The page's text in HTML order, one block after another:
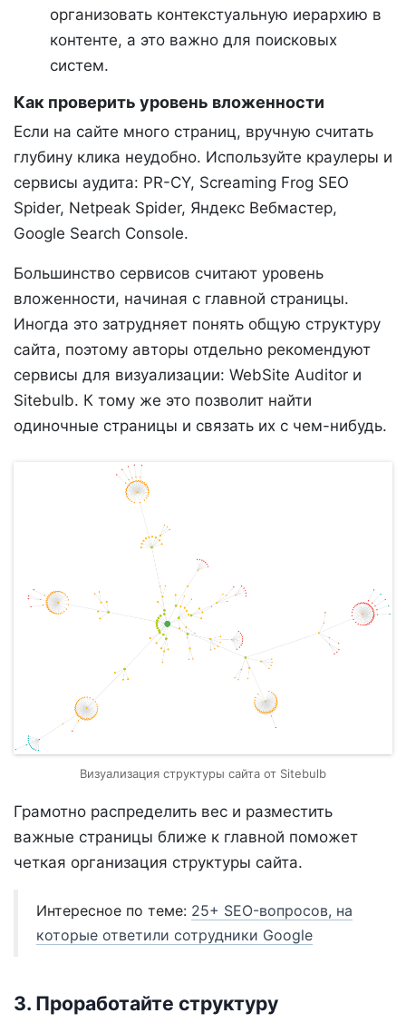
организовать контекстуальную иерархию в
контенте, а это важно для поисковых
систем.
Как проверить уровень вложенности
Если на сайте много страниц, вручную считать
глубину клика неудобно. Используйте краулеры и
сервисы аудита: PR-CY, Screaming Frog SEO
Spider, Netpeak Spider, Яндекс Вебмастер,
Google Search Console.
Большинство сервисов считают уровень
вложенности, начиная с главной страницы.
Иногда это затрудняет понять общую структуру
сайта, поэтому авторы отдельно рекомендуют
сервисы для визуализации: WebSite Auditor и
Sitebulb. К тому же это позволит найти
одиночные страницы и связать их с чем-нибудь.
Визуализация структуры сайта от Sitebulb
Грамотно распределить вес и разместить
важные страницы ближе к главной поможет
четкая организация структуры сайта.
Интересное по теме: 25+ SEO-вопросов, на
которые ответили сотрудники Google
3. Проработайте структуру